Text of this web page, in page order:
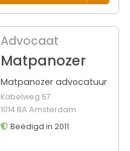
Advocaat
Matpanozer
Matpanozer advocatuur
Kabelweg 57
1014 BA Amsterdam
Beëdigd in 2011